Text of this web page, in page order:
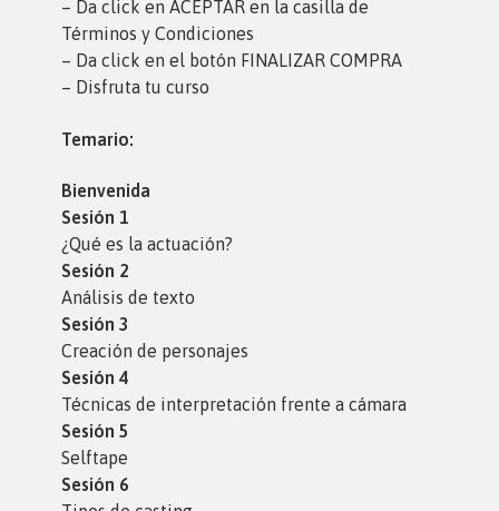
– Da click en ACEPTAR en la casilla de
Términos y Condiciones
– Da click en el botón FINALIZAR COMPRA
– Disfruta tu curso
Temario:
Bienvenida
Sesión 1
¿Qué es la actuación?
Sesión 2
Análisis de texto
Sesión 3
Creación de personajes
Sesión 4
Técnicas de interpretación frente a cámara
Sesión 5
Selftape
Sesión 6